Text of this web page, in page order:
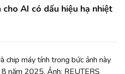
cho AI có dấu hiệu hạ nhiệt